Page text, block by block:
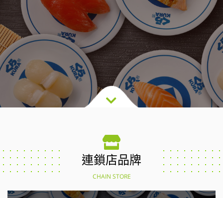
連鎖店品牌
CHAIN STORE